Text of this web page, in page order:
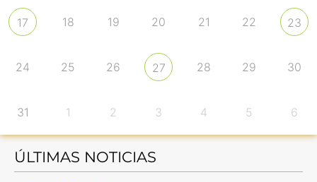
17 18 19 20 21 22 23
24 25 26 27 28 29 30
31 1 2 3 4 5 6
ÚLTIMAS NOTICIAS